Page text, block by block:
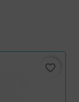
favorite_border